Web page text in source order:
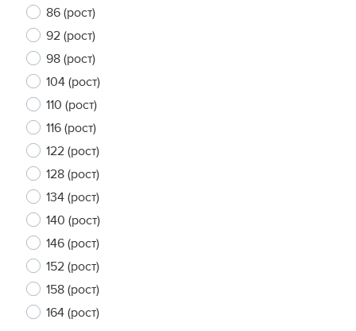
86 (рост)
92 (рост)
98 (рост)
104 (рост)
110 (рост)
116 (рост)
122 (рост)
128 (рост)
134 (рост)
140 (рост)
146 (рост)
152 (рост)
158 (рост)
164 (рост)